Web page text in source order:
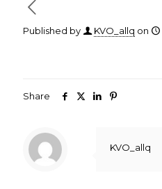
Published by KVO_allq on
Share
KVO_allq